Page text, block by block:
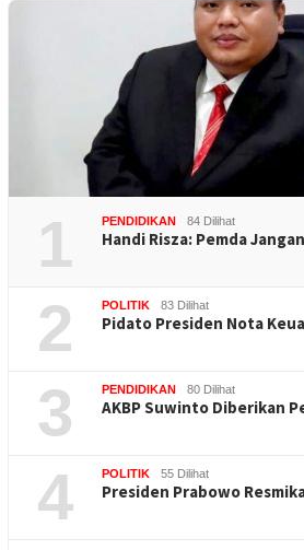
1 PENDIDIKAN 84 Dilihat
Handi Risza: Pemda
2 POLITIK 83 Dilihat
Pidato Presiden Nota
3 PENDIDIKAN 80 Dilihat
AKBP Suwinto Diberikan
4 POLITIK 55 Dilihat
Presiden Prabowo